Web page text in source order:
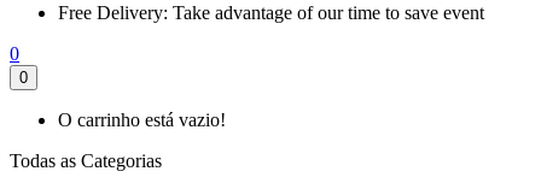
Free Delivery: Take advantage of our time to save event
0
0
O carrinho está vazio!
Todas as Categorias